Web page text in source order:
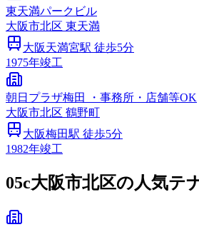
東天満パークビル
大阪市北区 東天満
大阪天満宮駅 徒歩5分
1975年竣工
朝日プラザ梅田 ・事務所・店舗等OK
大阪市北区 鶴野町
大阪梅田駅 徒歩5分
1982年竣工
05c大阪市北区の人気テ